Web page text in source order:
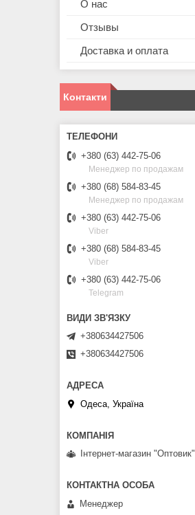
О нас
Отзывы
Доставка и оплата
Контакти
+380 (63) 442-75-06
Менеджер по продажам
+380 (68) 584-83-45
Менеджер по продажам
+380 (63) 442-75-06
Viber
+380 (68) 584-83-45
Viber
+380 (63) 442-75-06
Telegram
+380634427506
+380634427506
Одеса, Україна
Інтернет-магазин "Оптовик"
Менеджер